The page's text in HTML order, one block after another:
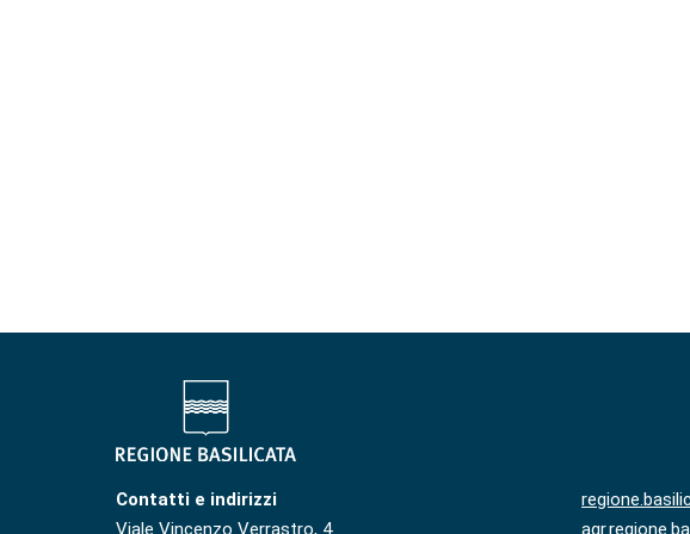
Contatti e indirizzi
Viale Vincenzo Verrastro, 4